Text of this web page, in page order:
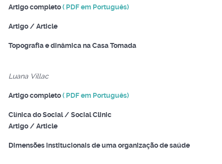
Artigo completo( PDF em Português)
Artigo / Article
Topografia e dinâmica na Casa Tomada
Luana Villac
Artigo completo( PDF em Português)
Clínica do Social / Social Clinic
Artigo / Article
Dimensões institucionais de uma organização de saúde